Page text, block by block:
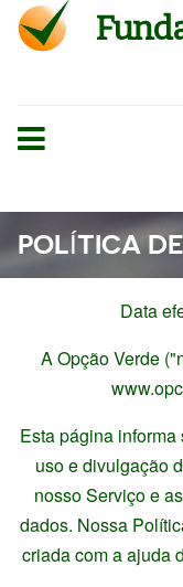
POLÍTICA
Data
A Opção Verde
Esta página
uso e divulgação
nosso Serviço e
dados. Nossa
criada com a ajuda